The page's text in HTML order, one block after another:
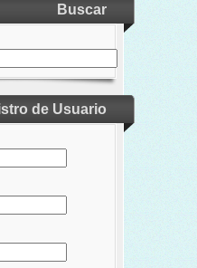
Buscar
de Usuario